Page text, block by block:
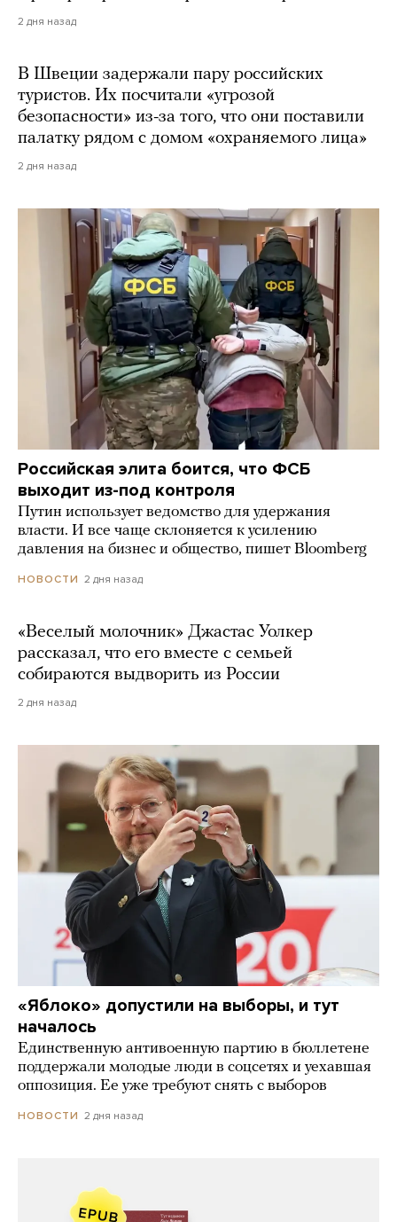
2 дня назад
В Швеции задержали пару российских
туристов. Их посчитали «угрозой
безопасности» из-за того, что они поставили
палатку рядом с домом «охраняемого лица»
2 дня назад
Российская элита боится, что ФСБ
выходит из-под контроля
Путин использует ведомство для удержания
власти. И все чаще склоняется к усилению
давления на бизнес и общество, пишет Bloomberg
НОВОСТИ 2 дня назад
«Веселый молочник» Джастас Уолкер
рассказал, что его вместе с семьей
собираются выдворить из России
2 дня назад
«Яблоко» допустили на выборы, и тут
началось
Единственную антивоенную партию в бюллетене
поддержали молодые люди в соцсетях и уехавшая
оппозиция. Ее уже требуют снять с выборов
НОВОСТИ 2 дня назад